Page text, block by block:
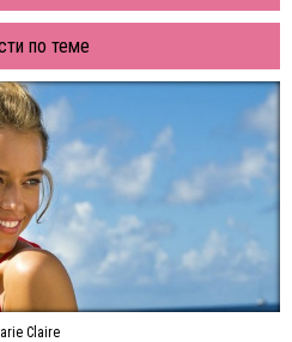
по теме
Claire